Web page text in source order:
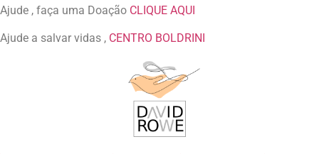
Ajude , faça uma Doação CLIQUE AQUI
Ajude a salvar vidas , CENTRO BOLDRINI